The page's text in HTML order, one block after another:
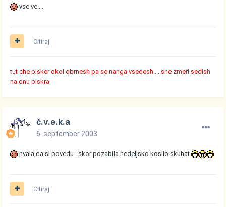
vse ve....
Citiraj
tut che pisker okol obrnesh pa se nanga vsedesh.....she zmeri sedish
na dnu piskra
č.v.e.k.a
6. september 2003
hvala,da si povedu...skor pozabila nedeljsko kosilo skuhat
Citiraj